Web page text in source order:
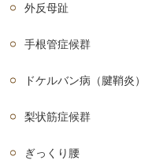
外反母趾
手根管症候群
ドケルバン病（腱鞘炎）
梨状筋症候群
ぎっくり腰